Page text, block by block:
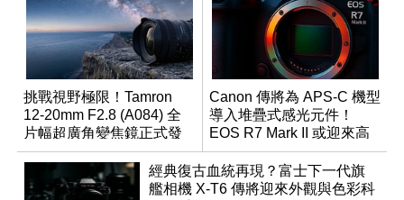
挑戰視野極限！Tamron
12-20mm F2.8 (A084) 全
片幅超廣角變焦鏡正式發
表
Canon 傳將為 APS-C 機型
導入堆疊式感光元件！
EOS R7 Mark II 或迎來高
速讀出升級
經典復古血統再現？富士下一代旗
艦相機 X-T6 傳將迎來外觀與色彩科